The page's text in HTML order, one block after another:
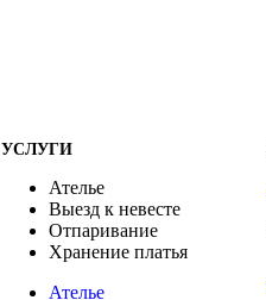
УСЛУГИ
Ателье
Выезд к невесте
Отпаривание
Хранение платья
Ателье